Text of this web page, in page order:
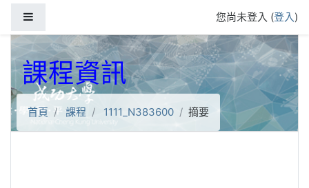
您尚未登入 (登入)
課程資訊
首頁 課程 1111_N383600 摘要